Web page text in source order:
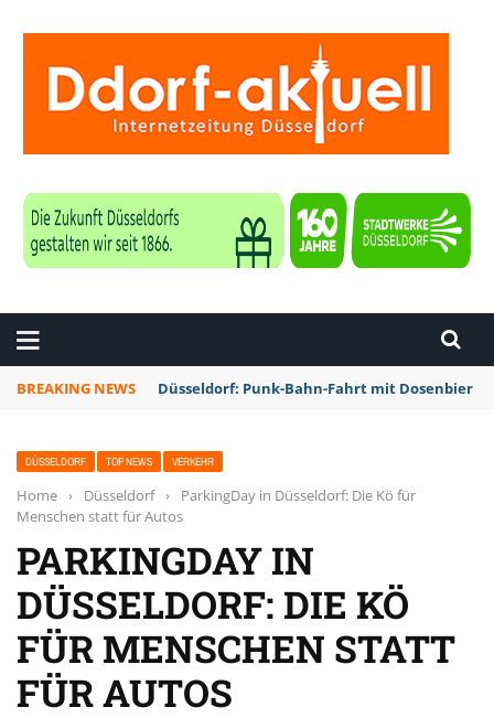
BREAKING NEWS Düsseldorf: Punk-Bahn-Fahrt mit Dosenbier
DÜSSELDORF TOP NEWS VERKEHR
Home › Düsseldorf ›
ParkingDay in Düsseldorf: Die Kö für
Menschen statt für Autos
PARKINGDAY IN
DÜSSELDORF: DIE KÖ
FÜR MENSCHEN STATT
FÜR AUTOS